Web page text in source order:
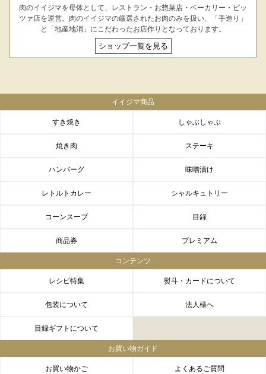
肉のイイジマを母体として、レストラン・お惣菜店・ベーカリー・ピッ
ツァ店を運営。肉のイイジマの厳選されたお肉のみを扱い、「手造り」
と「地産地消」にこだわったお店作りとなっております。
ショップ一覧を見る
イイジマ商品
すき焼き しゃぶしゃぶ
焼き肉 ステーキ
ハンバーグ 味噌漬け
レトルトカレー シャルキュトリー
コーンスープ 目録
商品券 プレミアム
コンテンツ
レシピ特集 熨斗・カードについて
包装について 法人様へ
目録ギフトについて
お買い物ガイド
お買い物かご よくあるご質問